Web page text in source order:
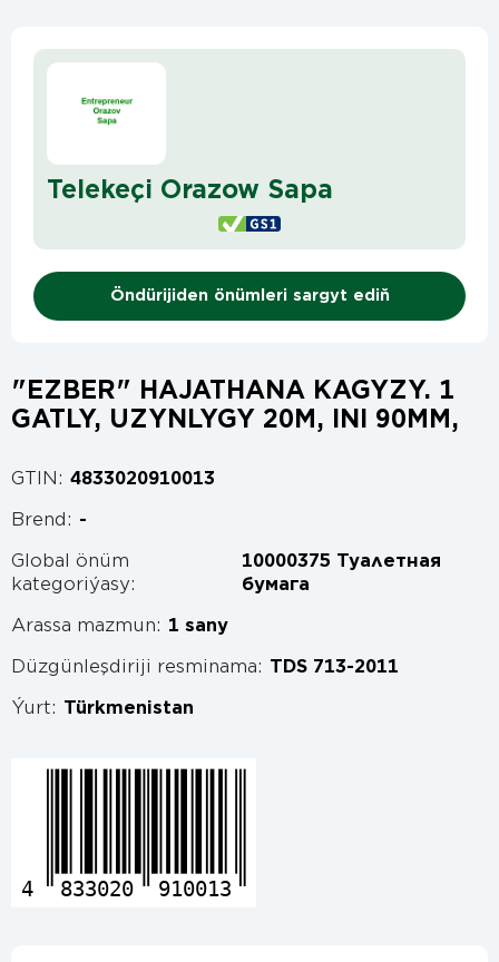
Telekeçi Orazow Sapa
Öndürijiden önümleri sargyt ediň
"EZBER" HAJATHANA KAGYZY. 1
GATLY, UZYNLYGY 20M, INI 90MM,
GTIN: 4833020910013
Brend: -
Global önüm
kategoriýasy:
10000375 Туалетная
бумага
Arassa mazmun: 1 sany
Düzgünleşdiriji resminama: TDS 713-2011
Ýurt: Türkmenistan
4 833020 910013